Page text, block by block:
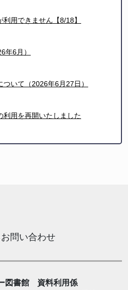
用できません【8/18】
年6月）
いて（2026年6月27日）
利用を再開いたしました
問い合わせ
図書館 資料利用係